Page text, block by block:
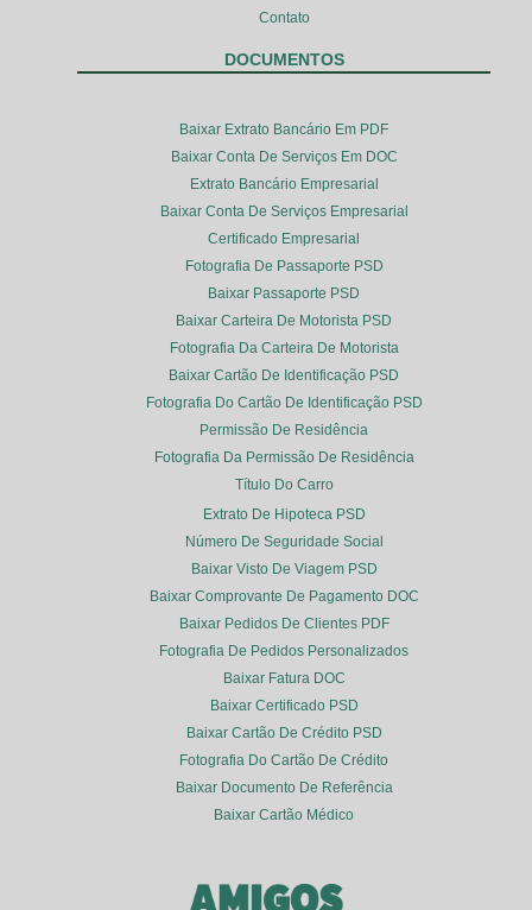
Contato
DOCUMENTOS
Baixar Extrato Bancário Em PDF
Baixar Conta De Serviços Em DOC
Extrato Bancário Empresarial
Baixar Conta De Serviços Empresarial
Certificado Empresarial
Fotografia De Passaporte PSD
Baixar Passaporte PSD
Baixar Carteira De Motorista PSD
Fotografia Da Carteira De Motorista
Baixar Cartão De Identificação PSD
Fotografia Do Cartão De Identificação PSD
Permissão De Residência
Fotografia Da Permissão De Residência
Título Do Carro
Extrato De Hipoteca PSD
Número De Seguridade Social
Baixar Visto De Viagem PSD
Baixar Comprovante De Pagamento DOC
Baixar Pedidos De Clientes PDF
Fotografia De Pedidos Personalizados
Baixar Fatura DOC
Baixar Certificado PSD
Baixar Cartão De Crédito PSD
Fotografia Do Cartão De Crédito
Baixar Documento De Referência
Baixar Cartão Médico